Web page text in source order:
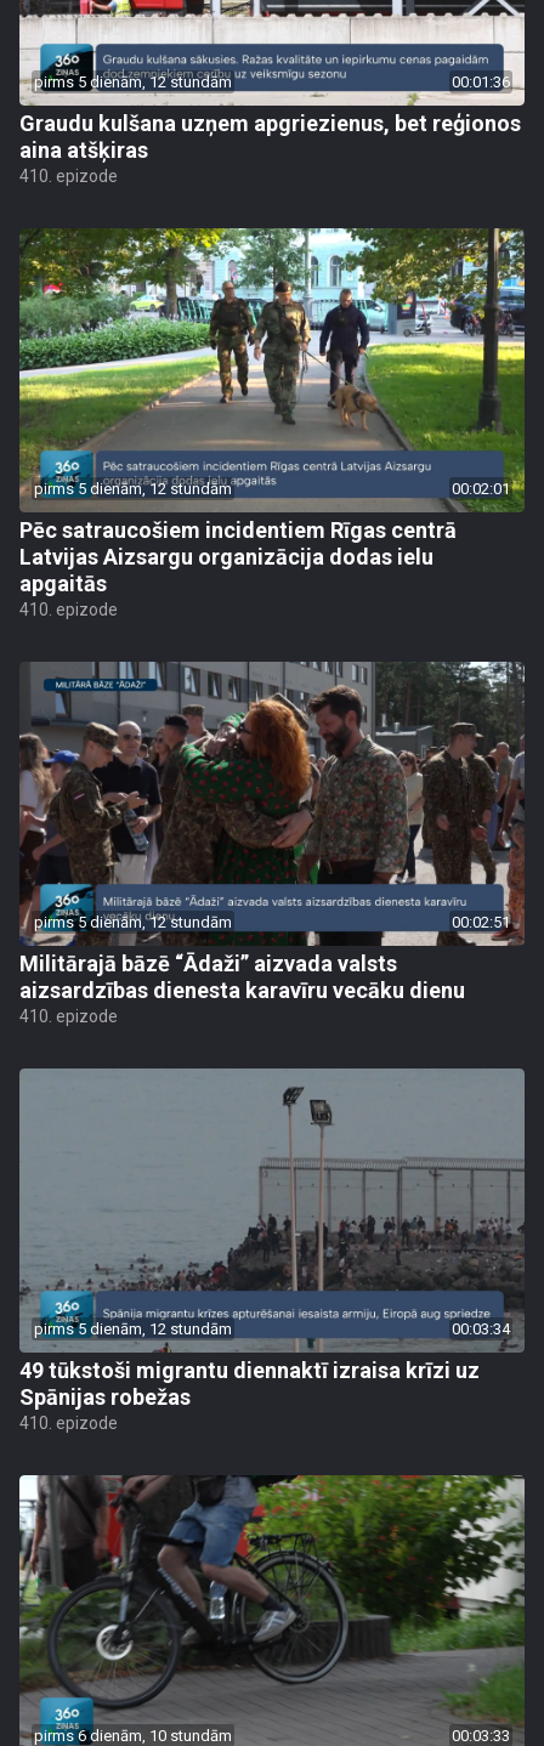
pirms 5 dienām, 12 stundām 00:01:36
Graudu kulšana uzņem apgriezienus, bet reģionos
aina atšķiras
410. epizode
pirms 5 dienām, 12 stundām 00:02:01
Pēc satraucošiem incidentiem Rīgas centrā
Latvijas Aizsargu organizācija dodas ielu
apgaitās
410. epizode
pirms 5 dienām, 12 stundām 00:02:51
Militārajā bāzē “Ādaži” aizvada valsts
aizsardzības dienesta karavīru vecāku dienu
410. epizode
pirms 5 dienām, 12 stundām 00:03:34
49 tūkstoši migrantu diennaktī izraisa krīzi uz
Spānijas robežas
410. epizode
pirms 6 dienām, 10 stundām 00:03:33